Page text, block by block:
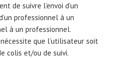
de suivre l’envoi d’un
professionnel à un
à un professionnel.
que l’utilisateur soit
colis et/ou de suivi.